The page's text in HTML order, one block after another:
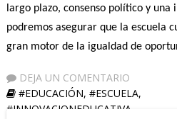
largo plazo, consenso político y una
podremos asegurar que la escuela
gran motor de la igualdad de
DEJA UN COMENTARIO
#EDUCACIÓN, #ESCUELA,
#INNOVACIONEDUCATIVA